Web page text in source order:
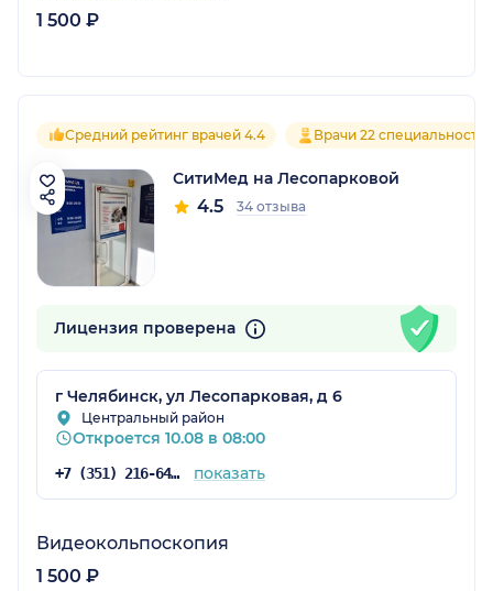
1 500 ₽
Средний рейтинг врачей 4.4 Врачи 22
СитиМед на Лесопарковой
4.5 34 отзыва
Лицензия проверена
г Челябинск, ул Лесопарковая, д 6
Центральный район
Откроется 10.08 в 08:00
+7 (351) 216-64-16 показать
Видеокольпоскопия
1 500 ₽